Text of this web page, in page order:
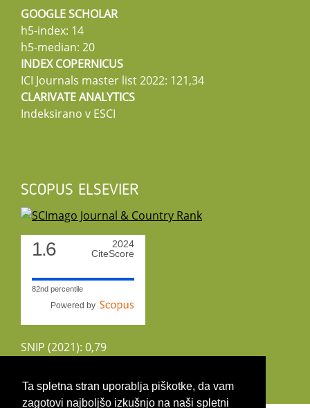
Ta spletna stran uporablja piškotke, da vam
zagotovi najboljšo izkušnjo na naši spletni
GOOGLE SCHOLAR
h5-index: 14
h5-median: 20
INDEX COPERNICUS
ICI Journals master list 2022: 121,34
CLARIVATE ANALYTICS
Indeksirano v ESCI
SCOPUS ELSEVIER
1.6
2024
CiteScore
82nd percentile
Powered by
SNIP (2021): 0,79